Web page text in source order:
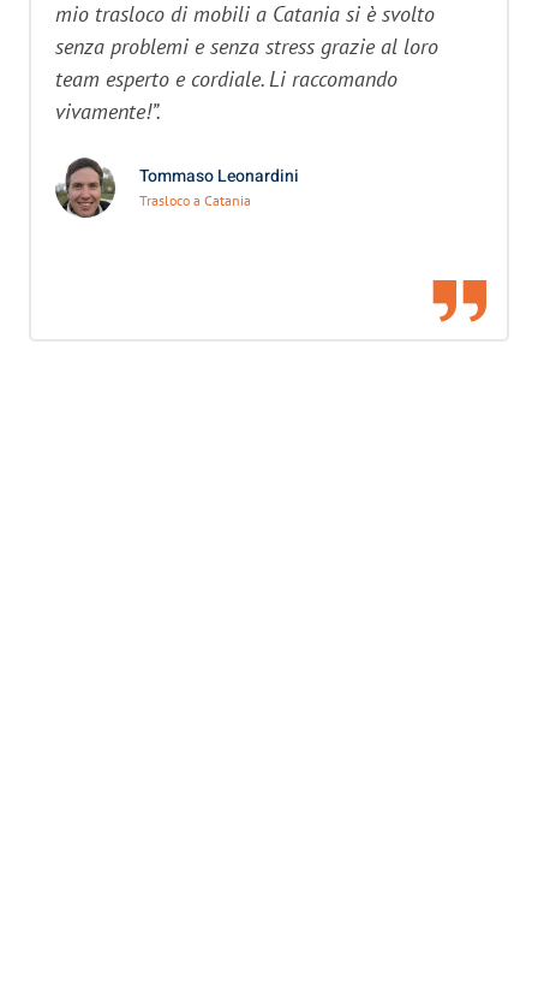
mio trasloco di mobili a Catania si è svolto
senza problemi e senza stress grazie al loro
team esperto e cordiale. Li raccomando
vivamente!”.
Tommaso Leonardini
Trasloco a Catania